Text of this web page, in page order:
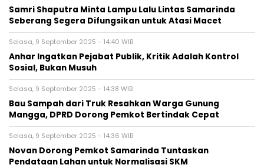
Samri Shaputra Minta Lampu Lalu Lintas Samarinda
Seberang Segera Difungsikan untuk Atasi Macet
Selasa, 9 September 2025 - 14:40 WIB
Anhar Ingatkan Pejabat Publik, Kritik Adalah Kontrol
Sosial, Bukan Musuh
Selasa, 9 September 2025 - 14:38 WIB
Bau Sampah dari Truk Resahkan Warga Gunung
Mangga, DPRD Dorong Pemkot Bertindak Cepat
Selasa, 9 September 2025 - 14:36 WIB
Novan Dorong Pemkot Samarinda Tuntaskan
Pendataan Lahan untuk Normalisasi SKM